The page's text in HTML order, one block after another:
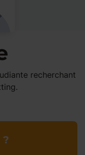
recherchant
?